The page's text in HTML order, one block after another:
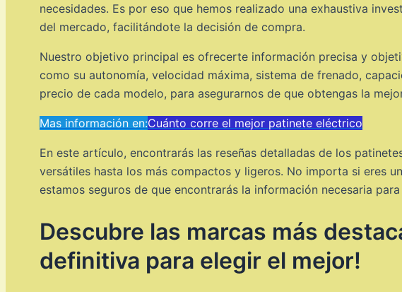
necesidades. Es por eso que hemos realizado una exhaustiva
del mercado, facilitándote la decisión de compra.
Nuestro objetivo principal es ofrecerte información precisa y
como su autonomía, velocidad máxima, sistema de frenado,
precio de cada modelo, para asegurarnos de que obtengas la
Mas información en:Cuánto corre el mejor patinete eléctrico
En este artículo, encontrarás las reseñas detalladas de los
versátiles hasta los más compactos y ligeros. No importa si eres
estamos seguros de que encontrarás la información necesaria
Descubre las marcas más
definitiva para elegir el mejor!